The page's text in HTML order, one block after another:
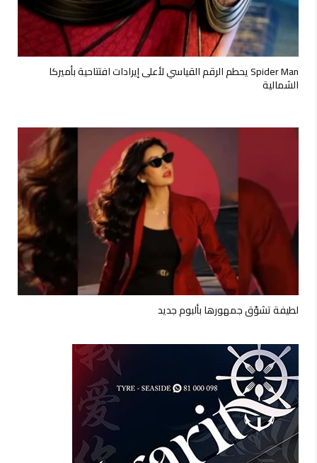
Spider Man يحطم الرقم القياسي لأعلى إيرادات افتتاحية بأميركا
الشمالية
لطيفة تشوّق جمهورها بألبوم جديد